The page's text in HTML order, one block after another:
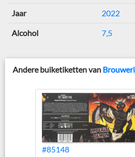
Jaar 2022
Alcohol 7,5
Andere buiketiketten van
#85148